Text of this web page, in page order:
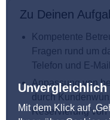
Unvergleichlich
Mit dem Klick auf
Zu Deinen
Kompetente
Fragen rund um
Telefon und E-Mail
Anpassung von
durch
Reservierung